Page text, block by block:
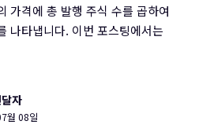
가격에 총 발행 주식 수를 곱하여
나타냅니다. 이번 포스팅에서는
자
월 08일